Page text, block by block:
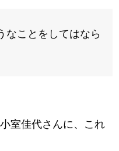
なことをしてはなら
室佳代さんに、これ